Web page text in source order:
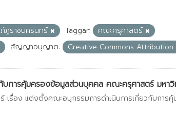
ฏราชนครินทร์ Taggar:
คณะครุศาสตร์
สัญญาอนุญาต: Creative Commons Attribution
บการคุ้มครองข้อมูลส่วนบุคคล คณะครุศาสตร์ มหาวิ
เรื่อง แต่งตั้งคณะอนุกรรมการดำเนินการเกี่ยวกับกา